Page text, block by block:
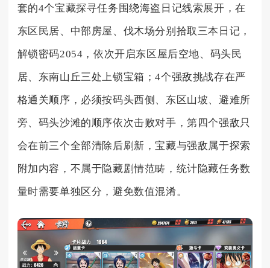
套的4个宝藏探寻任务围绕海盗日记线索展开，在
东区民居、中部房屋、伐木场分别拾取三本日记，
解锁密码2054，依次开启东区屋后空地、码头民
居、东南山丘三处上锁宝箱；4个强敌挑战存在严
格通关顺序，必须按码头西侧、东区山坡、避难所
旁、码头沙滩的顺序依次击败对手，第四个强敌只
会在前三个全部清除后刷新，宝藏与强敌属于探索
附加内容，不属于隐藏剧情范畴，统计隐藏任务数
量时需要单独区分，避免数值混淆。